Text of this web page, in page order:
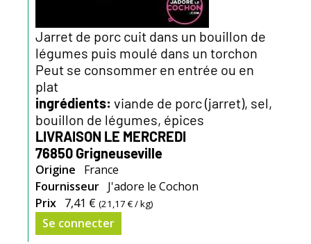
Jarret de porc cuit dans un bouillon de
légumes puis moulé dans un torchon
Peut se consommer en entrée ou en
plat
ingrédients: viande de porc (jarret), sel,
bouillon de légumes, épices
LIVRAISON LE MERCREDI
76850 Grigneuseville
Origine
France
Fournisseur J'adore le Cochon
Prix 7,41 € (21,17 €/ kg)
Se connecter